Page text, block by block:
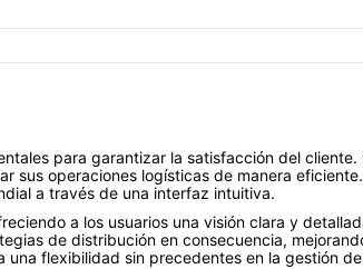
para garantizar la satisfacción del cliente.
sus operaciones logísticas de manera
a través de una interfaz intuitiva.
a los usuarios una visión clara y
de distribución en consecuencia,
flexibilidad sin precedentes en la gestión